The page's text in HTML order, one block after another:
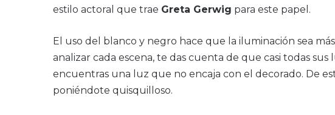
estilo actoral que trae Greta Gerwig para este papel.
El uso del blanco y negro hace que la iluminación sea
analizar cada escena, te das cuenta de que casi todas sus
encuentras una luz que no encaja con el decorado. De
poniéndote quisquilloso.